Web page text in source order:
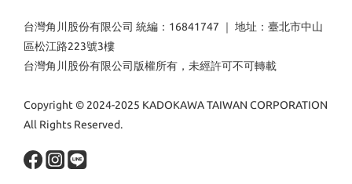
台灣角川股份有限公司 統編：16841747 ｜ 地址：臺北市中山
區松江路223號3樓
台灣角川股份有限公司版權所有，未經許可不可轉載
Copyright © 2024-2025 KADOKAWA TAIWAN CORPORATION
All Rights Reserved.